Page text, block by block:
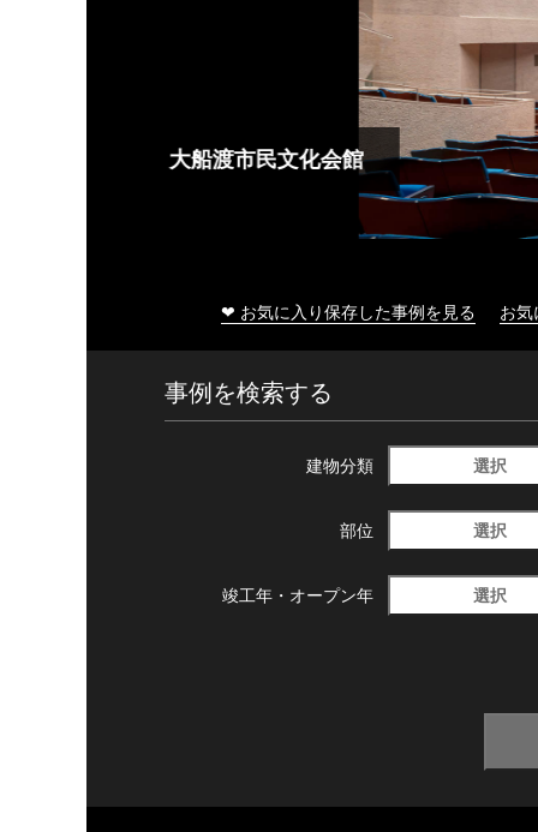
大船渡市民文化会館
❤ お気に入り保存した事例を見る お
事例を検索する
建物分類 選択
部位 選択
竣工年・ オープン年 選択